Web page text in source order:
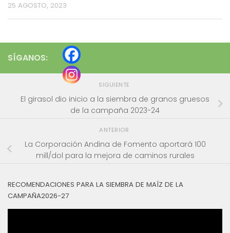
25 AGOSTO, 2023
SÍGANOS:
SIGUIENTE
El girasol dio inicio a la siembra de granos gruesos
de la campaña 2023-24
ANTERIOR
La Corporación Andina de Fomento aportará 100
mill/dol para la mejora de caminos rurales
RECOMENDACIONES PARA LA SIEMBRA DE MAÍZ DE LA
CAMPAÑA2026-27